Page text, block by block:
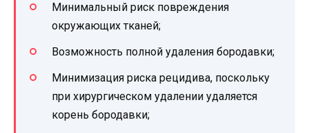
Минимальный риск повреждения
окружающих тканей;
Возможность полной удаления бородавки;
Минимизация риска рецидива, поскольку
при хирургическом удалении удаляется
корень бородавки;